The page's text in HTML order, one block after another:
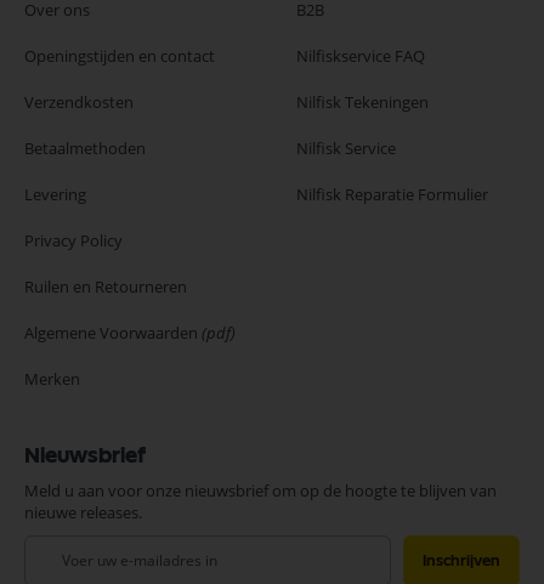
Over ons
Openingstijden en contact
Verzendkosten
Betaalmethoden
Levering
Privacy Policy
Ruilen en Retourneren
Algemene Voorwaarden (pdf)
Merken
B2B
Nilfiskservice FAQ
Nilfisk Tekeningen
Nilfisk Service
Nilfisk Reparatie Formulier
Nieuwsbrief
Meld u aan voor onze nieuwsbrief om op de hoogte te blijven van
nieuwe releases.
Inschrijven